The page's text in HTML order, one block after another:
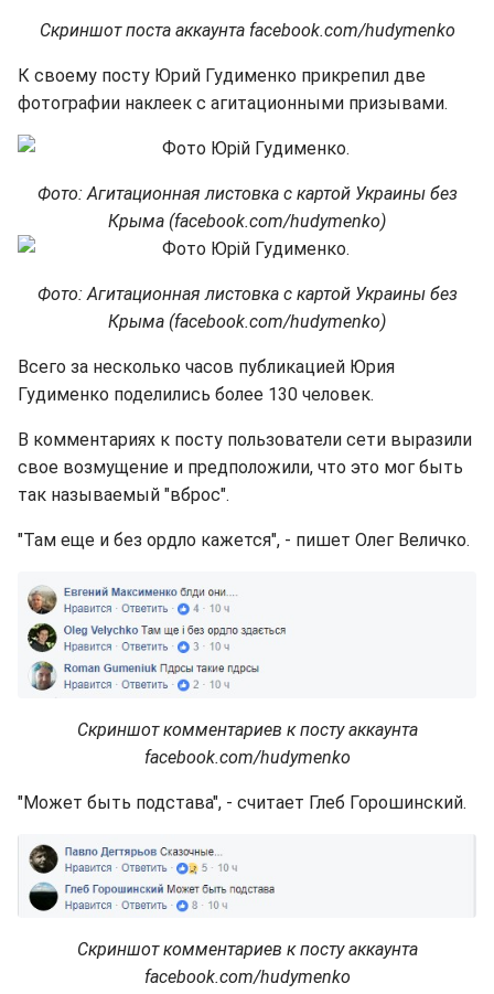
Скриншот поста аккаунта facebook.com/hudymenko
К своему посту Юрий Гудименко прикрепил две
фотографии наклеек с агитационными призывами.
Фото: Агитационная листовка с картой Украины без
Крыма (facebook.com/hudymenko)
Фото: Агитационная листовка с картой Украины без
Крыма (facebook.com/hudymenko)
Всего за несколько часов публикацией Юрия
Гудименко поделились более 130 человек.
В комментариях к посту пользователи сети выразили
свое возмущение и предположили, что это мог быть
так называемый "вброс".
"Там еще и без ордло кажется", - пишет Олег Величко.
Скриншот комментариев к посту аккаунта
facebook.com/hudymenko
"Может быть подстава", - считает Глеб Горошинский.
Скриншот комментариев к посту аккаунта
facebook.com/hudymenko